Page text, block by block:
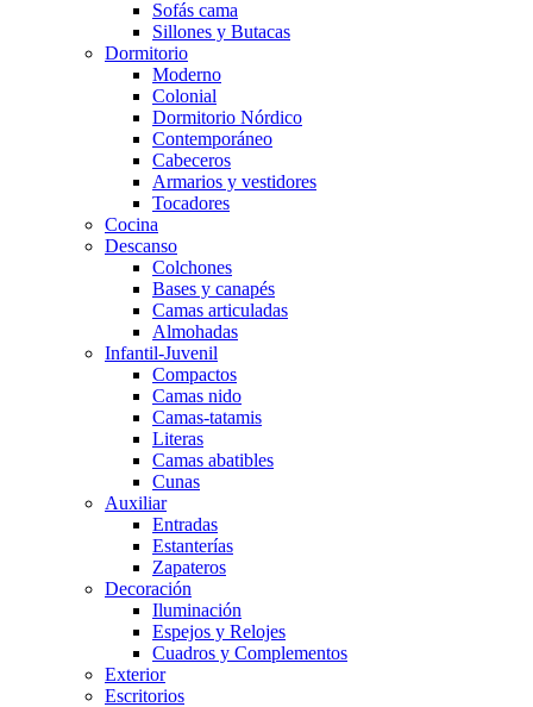
Sofás cama
Sillones y Butacas
Dormitorio
Moderno
Colonial
Dormitorio Nórdico
Contemporáneo
Cabeceros
Armarios y vestidores
Tocadores
Cocina
Descanso
Colchones
Bases y canapés
Camas articuladas
Almohadas
Infantil-Juvenil
Compactos
Camas nido
Camas-tatamis
Literas
Camas abatibles
Cunas
Auxiliar
Entradas
Estanterías
Zapateros
Decoración
Iluminación
Espejos y Relojes
Cuadros y Complementos
Exterior
Escritorios